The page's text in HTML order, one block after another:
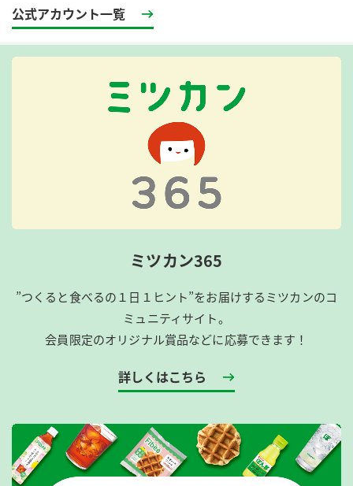
公式アカウント一覧
ミツカン365
”つくると食べるの１日１ヒント”をお届けするミツカンのコ
ミュニティサイト。
会員限定のオリジナル賞品などに応募できます！
詳しくはこちら